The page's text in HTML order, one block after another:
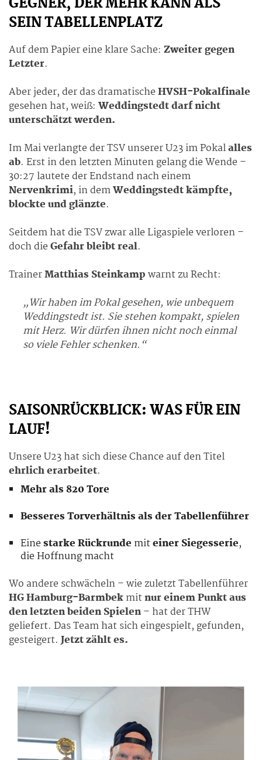
SEIN TABELLENPLATZ
Auf dem Papier eine klare Sache: Zweiter gegen
Letzter.
Aber jeder, der das dramatischeHVSH-Pokalfinale
gesehen hat, weiß: Weddingstedt darf nicht
unterschätzt werden.
Im Mai verlangte der TSV unserer U23 im Pokalalles
ab. Erst in den letzten Minuten gelang die Wende –
30:27 lautete der Endstand nach einem
Nervenkrimi, in demWeddingstedt kämpfte,
blockte und glänzte.
Seitdem hat die TSV zwar alle Ligaspiele verloren –
doch dieGefahr bleibt real.
TrainerMatthias Steinkampwarnt zu Recht:
„Wir haben im Pokal gesehen, wie unbequem
Weddingstedt ist. Sie stehen kompakt, spielen
mit Herz. Wir dürfen ihnen nicht noch einmal
so viele Fehler schenken.“
SAISONRÜCKBLICK: WAS FÜR EIN
LAUF!
Unsere U23 hat sich diese Chance auf den Titel
ehrlich erarbeitet.
Mehr als 820 Tore
Besseres Torverhältnis als der Tabellenführer
Einestarke Rückrunde miteiner Siegesserie,
die Hoffnung macht
Wo andere schwächeln – wie zuletzt Tabellenführer
HG Hamburg-Barmbekmitnur einem Punkt aus
den letzten beiden Spielen– hat der THW
geliefert. Das Team hat sich eingespielt, gefunden,
gesteigert.Jetzt zählt es.